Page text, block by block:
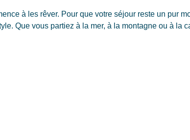
à les rêver. Pour que votre séjour reste un pur
Que vous partiez à la mer, à la montagne ou à la